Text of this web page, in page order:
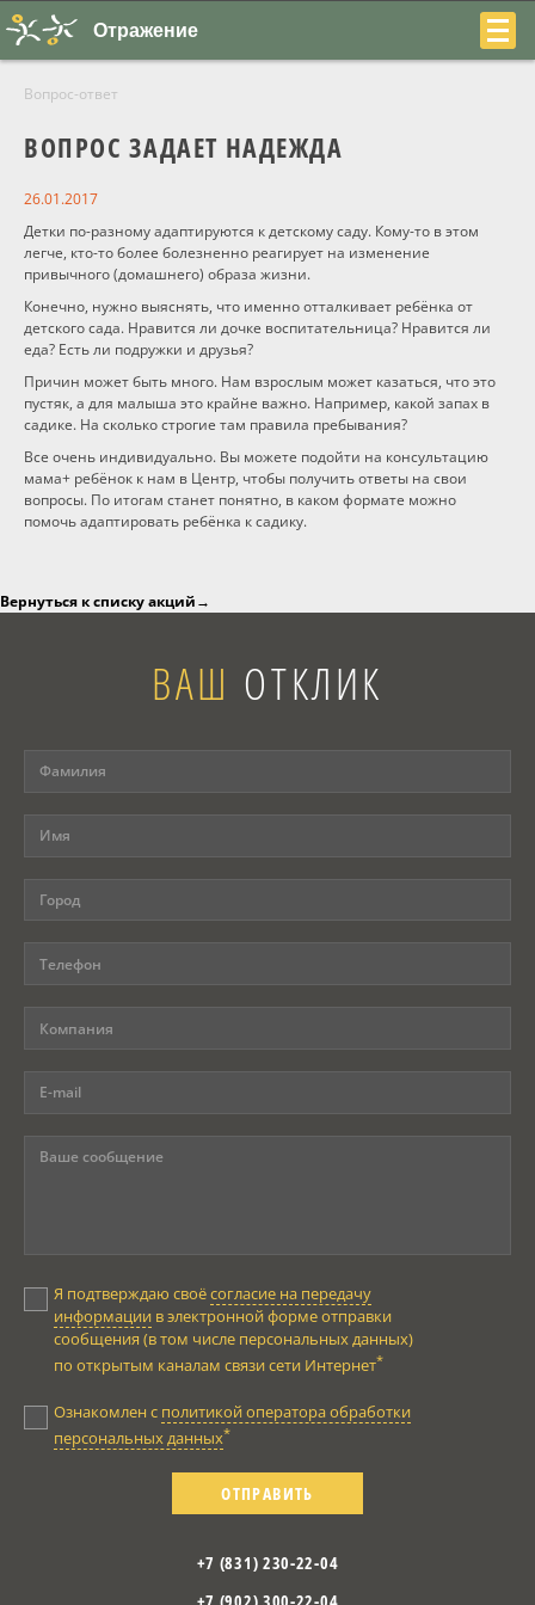
+7
(831)
230-
22-
04
О центре
Статьи
Новости
Контакты
Отражение
Вопрос-ответ
ВОПРОС ЗАДАЕТ НАДЕЖДА
26.01.2017
Детки по-разному адаптируются к детскому саду. Кому-то в этом
легче, кто-то более болезненно реагирует на изменение
привычного (домашнего) образа жизни.
Конечно, нужно выяснять, что именно отталкивает ребёнка от
детского сада. Нравится ли дочке воспитательница? Нравится ли
еда? Есть ли подружки и друзья?
Причин может быть много. Нам взрослым может казаться, что это
пустяк, а для малыша это крайне важно. Например, какой запах в
садике. На сколько строгие там правила пребывания?
Все очень индивидуально. Вы можете подойти на консультацию
мама+ ребёнок к нам в Центр, чтобы получить ответы на свои
вопросы. По итогам станет понятно, в каком формате можно
помочь адаптировать ребёнка к садику.
Вернуться к списку акций→
ВАШ ОТКЛИК
Я подтверждаю своёсогласие на передачу
информации в электронной форме отправки
сообщения (в том числе персональных данных)
по открытым каналам связи сети Интернет*
Ознакомлен с политикой оператора обработки
персональных данных*
ОТПРАВИТЬ
+7 (831) 230-22-04